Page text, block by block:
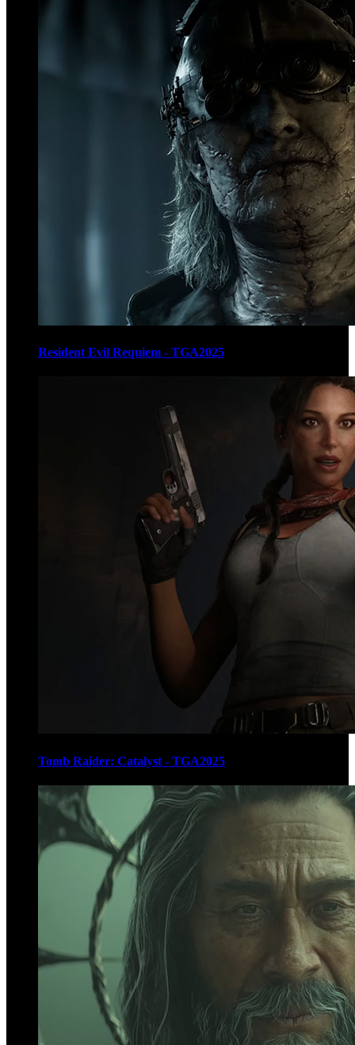
Resident Evil Requiem - TGA2025
Tomb Raider: Catalyst - TGA2025